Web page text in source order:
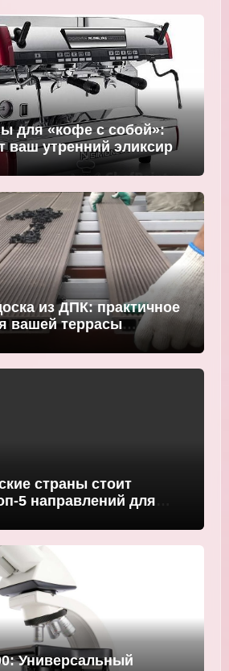
для «кофе с собой»:
ваш утренний эликсир
из ДПК: практичное
вашей террасы
страны стоит
5 направлений для
Универсальный